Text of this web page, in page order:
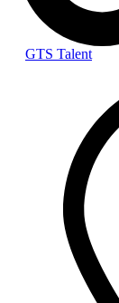
GTS Talent